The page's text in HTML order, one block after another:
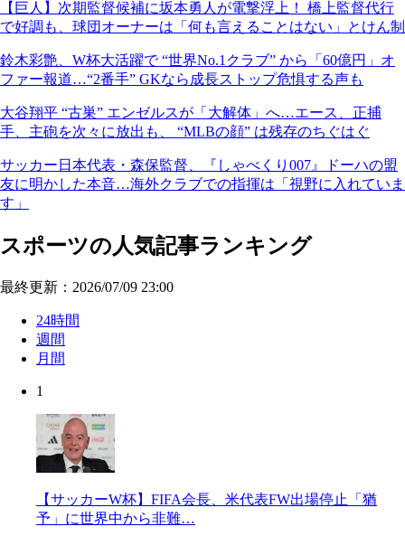
【巨人】次期監督候補に坂本勇人が電撃浮上！ 橋上監督代行
で好調も、球団オーナーは「何も言えることはない」とけん制
鈴木彩艶、W杯大活躍で “世界No.1クラブ” から「60億円」オ
ファー報道…“2番手” GKなら成長ストップ危惧する声も
大谷翔平 “古巣” エンゼルスが「大解体」へ…エース、正捕
手、主砲を次々に放出も、 “MLBの顔” は残存のちぐはぐ
サッカー日本代表・森保監督、『しゃべくり007』ドーハの盟
友に明かした本音…海外クラブでの指揮は「視野に入れていま
す」
スポーツの人気記事ランキング
最終更新：2026/07/09 23:00
24時間
週間
月間
1
【サッカーW杯】FIFA会長、米代表FW出場停止「猶
予」に世界中から非難…